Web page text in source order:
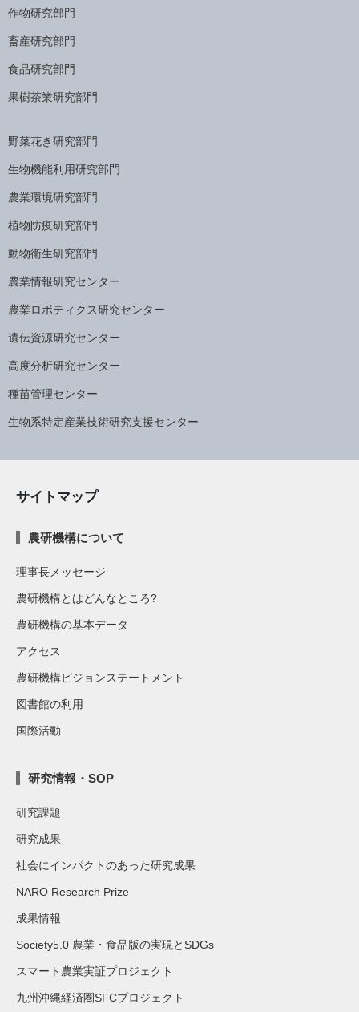
作物研究部門
畜産研究部門
食品研究部門
果樹茶業研究部門
野菜花き研究部門
生物機能利用研究部門
農業環境研究部門
植物防疫研究部門
動物衛生研究部門
農業情報研究センター
農業ロボティクス研究センター
遺伝資源研究センター
高度分析研究センター
種苗管理センター
生物系特定産業技術研究支援センター
サイトマップ
農研機構について
理事長メッセージ
農研機構とはどんなところ?
農研機構の基本データ
アクセス
農研機構ビジョンステートメント
図書館の利用
国際活動
研究情報・SOP
研究課題
研究成果
社会にインパクトのあった研究成果
NARO Research Prize
成果情報
Society5.0 農業・食品版の実現とSDGs
スマート農業実証プロジェクト
九州沖縄経済圏SFCプロジェクト